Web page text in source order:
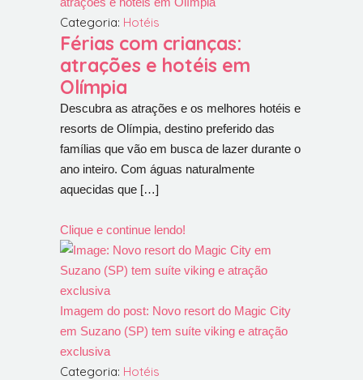
Categoria: Hotéis
Férias com crianças:
atrações e hotéis em
Olímpia
Descubra as atrações e os melhores hotéis e
resorts de Olímpia, destino preferido das
famílias que vão em busca de lazer durante o
ano inteiro. Com águas naturalmente
aquecidas que […]
Clique e continue lendo!
Imagem do post: Novo resort do Magic City
em Suzano (SP) tem suíte viking e atração
exclusiva
Categoria: Hotéis